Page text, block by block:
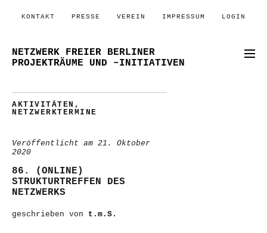
KONTAKT PRESSE VEREIN IMPRESSUM LOGIN
NETZWERK FREIER BERLINER
PROJEKTRÄUME UND –INITIATIVEN
AKTIVITÄTEN ,
NETZWERKTERMINE
Veröffentlicht am 21. Oktober
2020
86. (ONLINE)
STRUKTURTREFFEN DES
NETZWERKS
geschrieben von t.m.S.